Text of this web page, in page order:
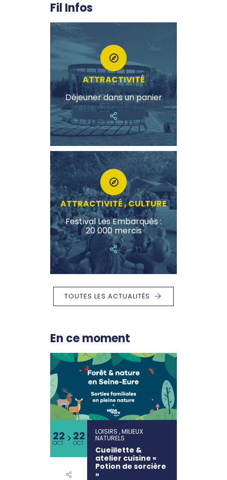
Fil Infos
ATTRACTIVITÉ
Déjeuner dans un panier
ATTRACTIVITÉ , CULTURE
Festival Les Embarqués :
20 000 mercis
TOUTES LES ACTUALITÉS
En ce moment
22
OCT. 22
OCT.
LOISIRS , MILIEUX
NATURELS
Cueillette &
atelier cuisine «
Potion de sorcière
»